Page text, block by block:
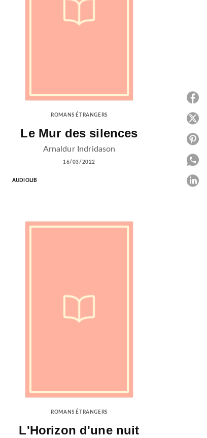
ROMANS ÉTRANGERS
Le Mur des silences
Arnaldur Indridason
16/03/2022
AUDIOLIB
ROMANS ÉTRANGERS
L'Horizon d'une nuit